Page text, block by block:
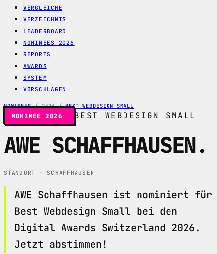
VERGLEICHE
VERZEICHNIS
LEADERBOARD
NOMINEES 2026
REPORTS
AWARDS
SYSTEM
VORSCHLAGEN
NOMINEES / 2026 / BEST WEBDESIGN SMALL
NOMINEE 2026 BEST WEBDESIGN SMALL
AWE SCHAFFHAUSEN.
STANDORT · SCHAFFHAUSEN
AWE Schaffhausen ist nominiert für
Best Webdesign Small bei den
Digital Awards Switzerland 2026.
Jetzt abstimmen!